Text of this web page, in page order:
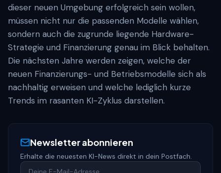
dieser neuen Umgebung erfolgreich sein wollen,
müssen nicht nur die passenden Modelle wählen,
sondern auch die zugrunde liegende Hardware-
Strategie und Finanzierung genau im Blick behalten.
Die nächsten Jahre werden zeigen, welche der
neuen Finanzierungs- und Betriebsmodelle sich als
nachhaltig erweisen und welche lediglich kurze
Trends im rasanten KI-Zyklus darstellen.
Newsletter abonnieren
Erhalte die neuesten KI-News direkt in dein Postfach.